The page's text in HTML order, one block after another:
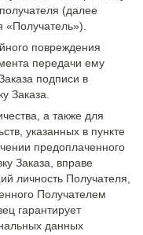
(далее
«Получатель»).
повреждения
передачи ему
подписи в
Заказа.
а также для
указанных в пункте
предоплаченного
Заказа, вправе
личность Получателя,
Получателем
гарантирует
данных